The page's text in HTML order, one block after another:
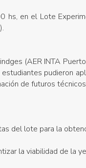
hs, en el Lote
(AER INTA
pudieron
de futuros
del lote para la
la viabilidad de la